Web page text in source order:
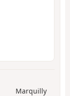
Marquilly